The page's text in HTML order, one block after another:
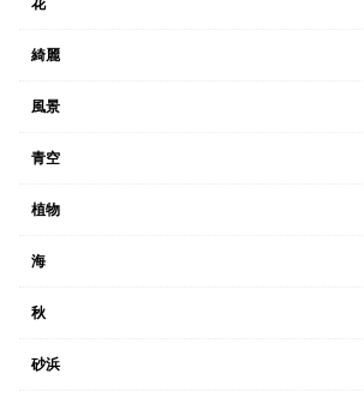
綺麗
風景
青空
植物
海
秋
砂浜